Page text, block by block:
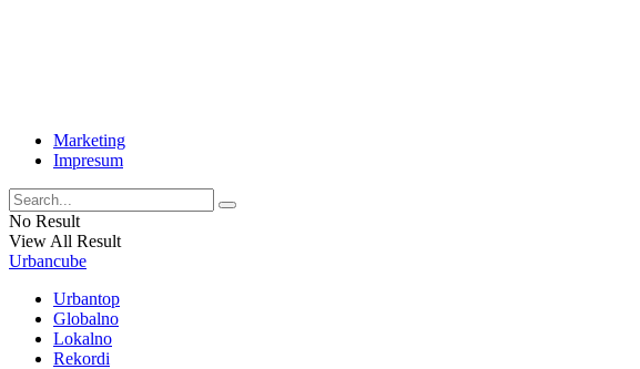
Marketing
Impresum
No Result
View All Result
Urbancube
Urbantop
Globalno
Lokalno
Rekordi